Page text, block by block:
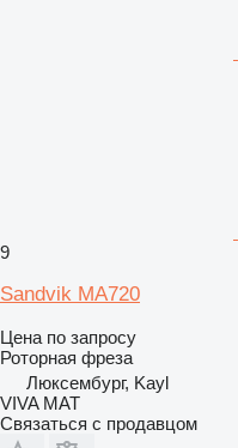
9
Sandvik MA720
Цена по запросу
Роторная фреза
Люксембург, Kayl
VIVA MAT
Связаться с продавцом